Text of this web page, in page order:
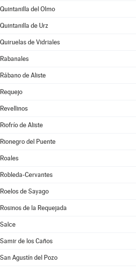
Quintanilla del Olmo
Quintanilla de Urz
Quiruelas de Vidriales
Rabanales
Rábano de Aliste
Requejo
Revellinos
Riofrío de Aliste
Rionegro del Puente
Roales
Robleda-Cervantes
Roelos de Sayago
Rosinos de la Requejada
Salce
Samir de los Caños
San Agustín del Pozo